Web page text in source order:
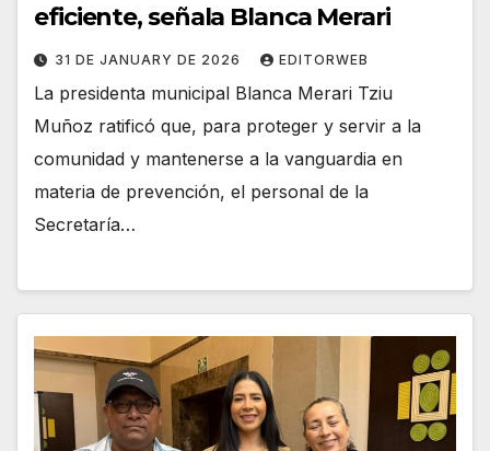
eficiente, señala Blanca Merari
31 DE JANUARY DE 2026 EDITORWEB
La presidenta municipal Blanca Merari Tziu
Muñoz ratificó que, para proteger y servir a la
comunidad y mantenerse a la vanguardia en
materia de prevención, el personal de la
Secretaría…